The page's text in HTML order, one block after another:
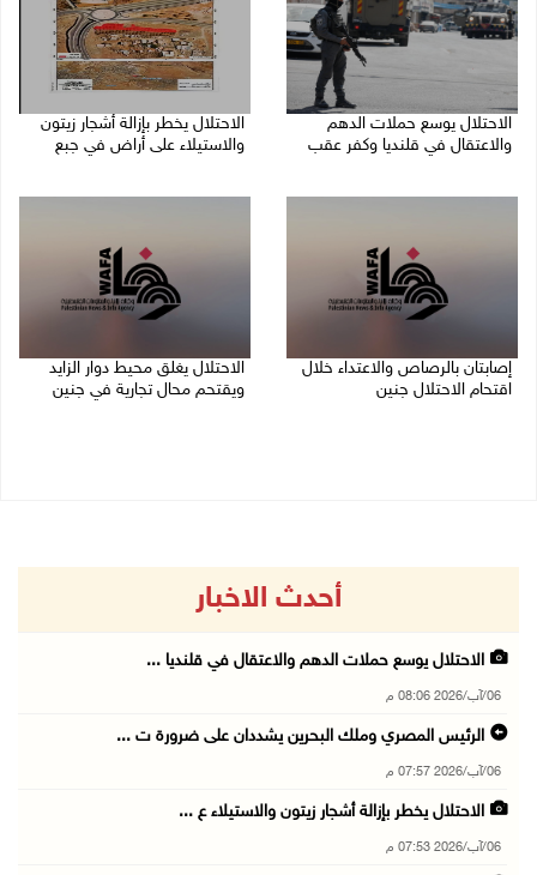
الاحتلال يوسع حملات الدهم
والاعتقال في قلنديا وكفر عقب
الاحتلال يخطر بإزالة أشجار زيتون
والاستيلاء على أراض في جبع
إصابتان بالرصاص والاعتداء خلال
اقتحام الاحتلال جنين
الاحتلال يغلق محيط دوار الزايد
ويقتحم محال تجارية في جنين
أحدث الاخبار
الاحتلال يوسع حملات الدهم والاعتقال في قلنديا ...
06/آب/2026 08:06 م
الرئيس المصري وملك البحرين يشددان على ضرورة ت ...
06/آب/2026 07:57 م
الاحتلال يخطر بإزالة أشجار زيتون والاستيلاء ع ...
06/آب/2026 07:53 م